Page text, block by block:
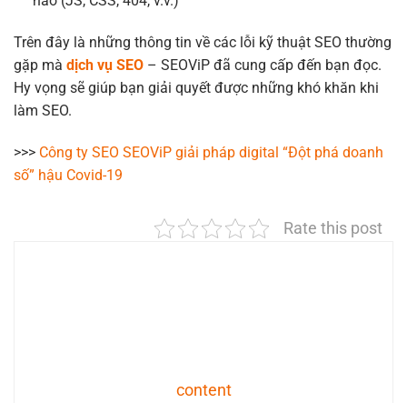
Trên đây là những thông tin về các lỗi kỹ thuật SEO thường
gặp mà dịch vụ SEO – SEOViP đã cung cấp đến bạn đọc.
Hy vọng sẽ giúp bạn giải quyết được những khó khăn khi
làm SEO.
>>> Công ty SEO SEOViP giải pháp digital “Đột phá doanh
số” hậu Covid-19
Rate this post
content